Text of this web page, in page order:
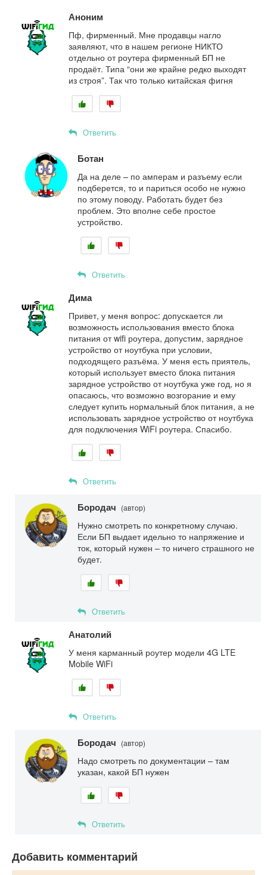
Аноним
Пф, фирменный. Мне продавцы нагло
заявляют, что в нашем регионе НИКТО
отдельно от роутера фирменный БП не
продаёт. Типа “они же крайне редко выходят
из строя”. Так что только китайская фигня
Ответить
Ботан
Да на деле – по амперам и разъему если
подберется, то и париться особо не нужно
по этому поводу. Работать будет без
проблем. Это вполне себе простое
устройство.
Ответить
Дима
Привет, у меня вопрос: допускается ли
возможность использования вместо блока
питания от wifi роутера, допустим, зарядное
устройство от ноутбука при условии,
подходящего разъёма. У меня есть приятель,
который использует вместо блока питания
зарядное устройство от ноутбука уже год, но я
опасаюсь, что возможно возгорание и ему
следует купить нормальный блок питания, а не
использовать зарядное устройство от ноутбука
для подключения WiFi роутера. Спасибо.
Ответить
Бородач (автор)
Нужно смотреть по конкретному случаю.
Если БП выдает идельно то напряжение и
ток, который нужен – то ничего страшного не
будет.
Ответить
Анатолий
У меня карманный роутер модели 4G LTE
Mobile WiFi
Ответить
Бородач (автор)
Надо смотреть по документации – там
указан, какой БП нужен
Ответить
Добавить комментарий